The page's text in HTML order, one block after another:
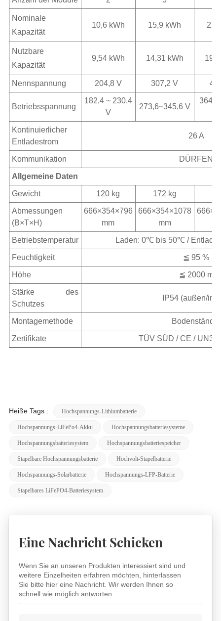
Nominale
Kapazität
10,6 kWh 15,9 kWh
Nutzbare
Kapazität
9,54 kWh 14,31 kWh
Nennspannung 204,8 V 307,2 V
Betriebsspannung
182,4 ~ 230,4
V
273,6~345,6 V
364,8
Kontinuierlicher
Entladestrom
26 A
Kommunikation DÜRFEN
Allgemeine Daten
Gewicht 120 kg 172 kg
Abmessungen
(B×T×H)
666×354×796
mm
666×354×1078
mm
Betriebstemperatur Laden: 0℃ bis 50℃ /
Feuchtigkeit ≦ 95 %
Höhe ≦ 2000 m
Stärke des
Schutzes
IP54 (außen/
Montagemethode Bodenständer
Zertifikate TÜV SÜD / CE /
Heiße Tags : Hochspannungs-Lithiumbatterie
Hochspannungs-LiFePo4-Akku Hochspannungsbatteriesysteme
Hochspannungsbatteriesystem Hochspannungsbatteriespeicher
Stapelbare Hochspannungsbatterie Hochvolt-Stapelbatterie
Hochspannungs-Solarbatterie Hochspannungs-LFP-Batterie
Stapelbares LiFePO4-Batteriesystem
Eine Nachricht Schicken
Wenn Sie an unseren Produkten interessiert sind und
weitere Einzelheiten erfahren möchten, hinterlassen
Sie bitte hier eine Nachricht. Wir werden Ihnen so
schnell wie möglich antworten.